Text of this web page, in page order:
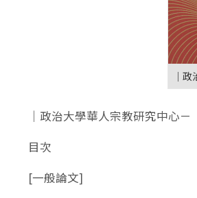
｜
｜政治大學華人宗教研究中心－
目次
[一般論文]